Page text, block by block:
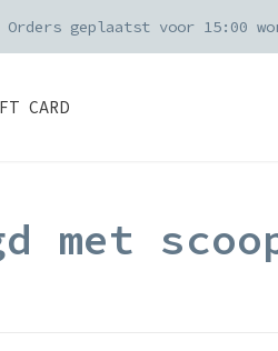
CARD
Orders geplaatst voor 15:00
met